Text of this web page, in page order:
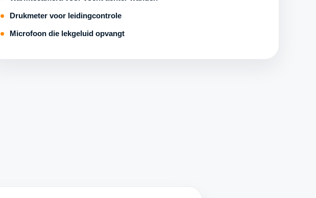
Drukmeter voor leidingcontrole
Microfoon die lekgeluid opvangt